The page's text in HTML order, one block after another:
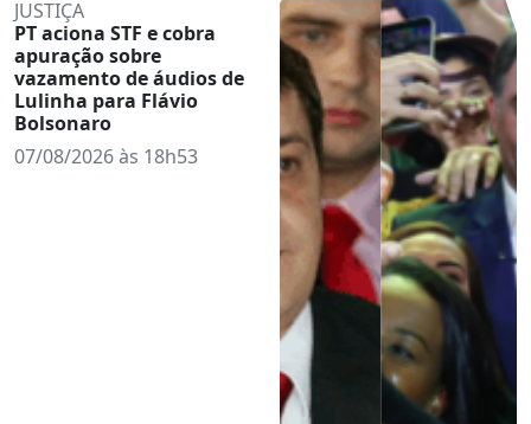
JUSTIÇA
PT aciona STF e cobra
apuração sobre
vazamento de áudios de
Lulinha para Flávio
Bolsonaro
07/08/2026 às 18h53